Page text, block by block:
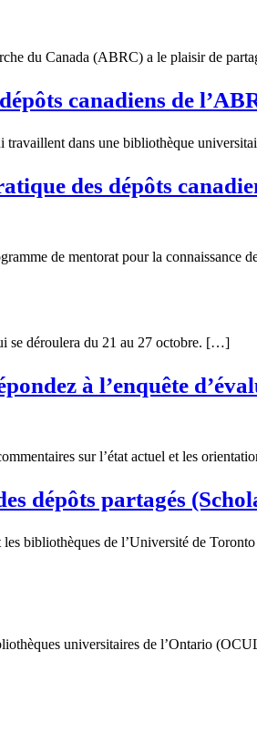
du Canada (ABRC) a le plaisir de
canadiens de
travaillent dans une bibliothèque
des dépôts
de mentorat pour la connaissance
se déroulera du 21 au 27 octobre. […]
à l’enquête
sur l’état actuel et les
dépôts partagés
bibliothèques de l’Université de
universitaires de l’Ontario